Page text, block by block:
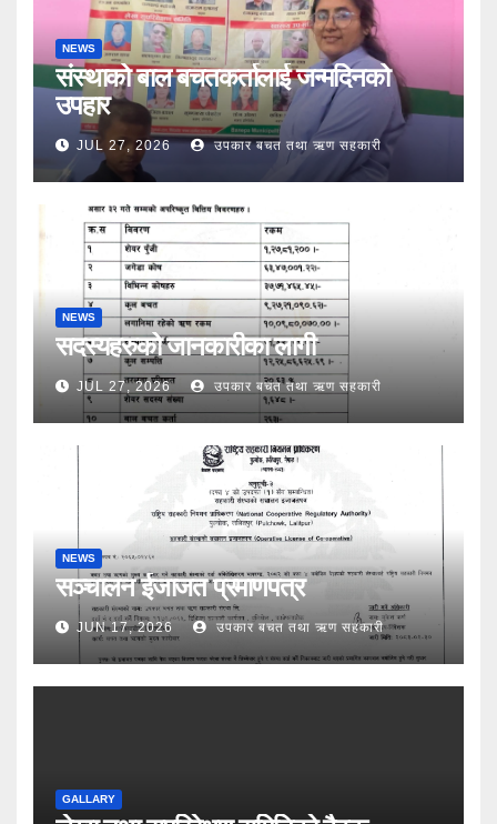
NEWS
संस्थाको बाल बचतकर्तालाई जन्मदिनको
उपहार
JUL 27, 2026 उपकार बचत तथा ऋण सहकारी
NEWS
सदस्यहरुको जानकारीका लागी
JUL 27, 2026 उपकार बचत तथा ऋण सहकारी
NEWS
सञ्चालन ईजाजत प्रमाणपत्र
JUN 17, 2026 उपकार बचत तथा ऋण सहकारी
GALLARY